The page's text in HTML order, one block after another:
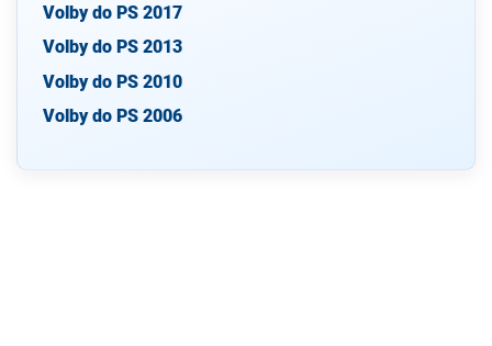
Volby do PS 2017
Volby do PS 2013
Volby do PS 2010
Volby do PS 2006